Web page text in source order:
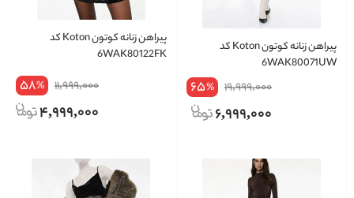
پیراهن زنانه کوتون Koton کد
6WAK80071UW
19,999,000
65%
6,999,000
پیراهن زنانه کوتون Koton کد
6WAK80122FK
11,999,000
58%
4,999,000